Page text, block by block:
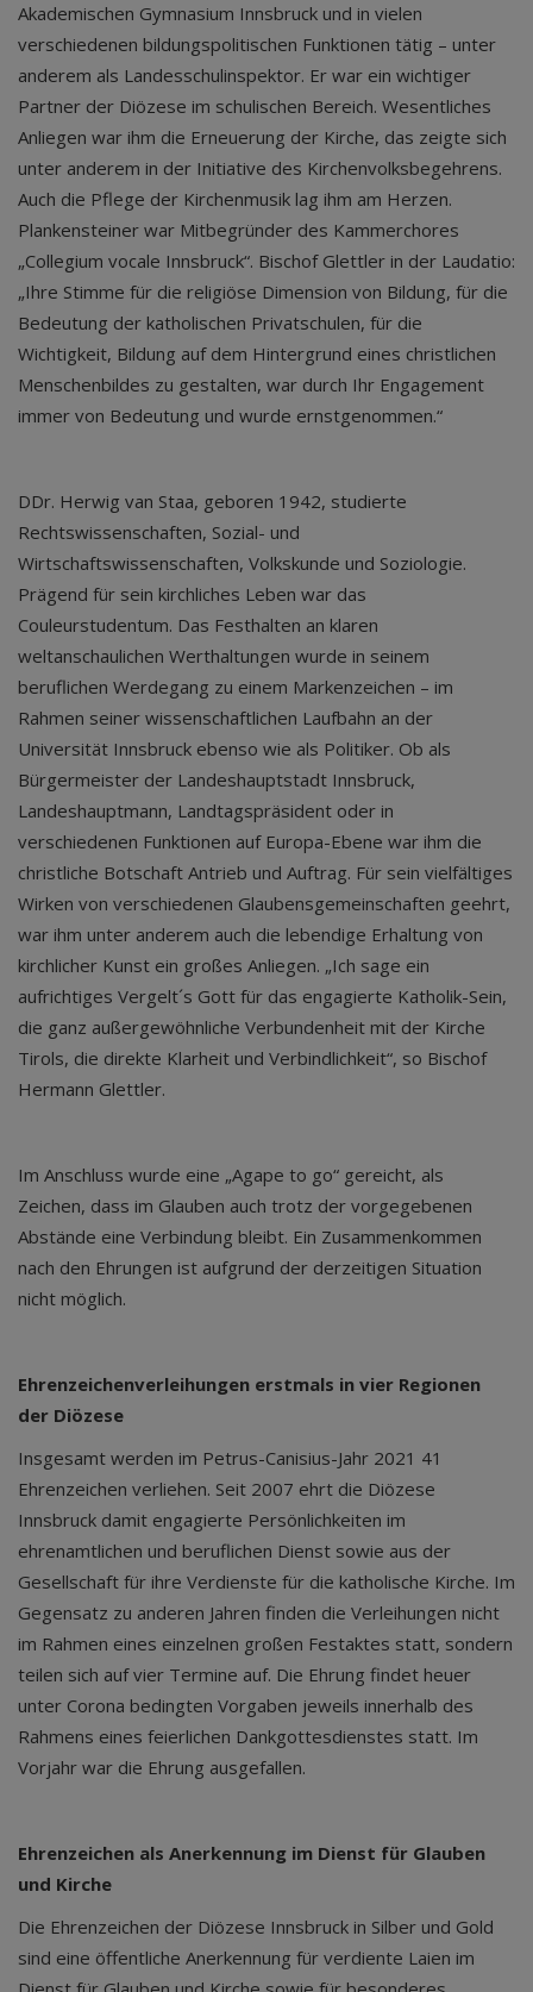
Akademischen Gymnasium Innsbruck und in vielen
verschiedenen bildungspolitischen Funktionen tätig – unter
anderem als Landesschulinspektor. Er war ein wichtiger
Partner der Diözese im schulischen Bereich. Wesentliches
Anliegen war ihm die Erneuerung der Kirche, das zeigte sich
unter anderem in der Initiative des Kirchenvolksbegehrens.
Auch die Pflege der Kirchenmusik lag ihm am Herzen.
Plankensteiner war Mitbegründer des Kammerchores
„Collegium vocale Innsbruck“. Bischof Glettler in der Laudatio:
„Ihre Stimme für die religiöse Dimension von Bildung, für die
Bedeutung der katholischen Privatschulen, für die
Wichtigkeit, Bildung auf dem Hintergrund eines christlichen
Menschenbildes zu gestalten, war durch Ihr Engagement
immer von Bedeutung und wurde ernstgenommen.“
DDr. Herwig van Staa, geboren 1942, studierte
Rechtswissenschaften, Sozial- und
Wirtschaftswissenschaften, Volkskunde und Soziologie.
Prägend für sein kirchliches Leben war das
Couleurstudentum. Das Festhalten an klaren
weltanschaulichen Werthaltungen wurde in seinem
beruflichen Werdegang zu einem Markenzeichen – im
Rahmen seiner wissenschaftlichen Laufbahn an der
Universität Innsbruck ebenso wie als Politiker. Ob als
Bürgermeister der Landeshauptstadt Innsbruck,
Landeshauptmann, Landtagspräsident oder in
verschiedenen Funktionen auf Europa-Ebene war ihm die
christliche Botschaft Antrieb und Auftrag. Für sein vielfältiges
Wirken von verschiedenen Glaubensgemeinschaften geehrt,
war ihm unter anderem auch die lebendige Erhaltung von
kirchlicher Kunst ein großes Anliegen. „Ich sage ein
aufrichtiges Vergelt´s Gott für das engagierte Katholik-Sein,
die ganz außergewöhnliche Verbundenheit mit der Kirche
Tirols, die direkte Klarheit und Verbindlichkeit“, so Bischof
Hermann Glettler.
Im Anschluss wurde eine „Agape to go“ gereicht, als
Zeichen, dass im Glauben auch trotz der vorgegebenen
Abstände eine Verbindung bleibt. Ein Zusammenkommen
nach den Ehrungen ist aufgrund der derzeitigen Situation
nicht möglich.
Ehrenzeichenverleihungen erstmals in vier Regionen
der Diözese
Insgesamt werden im Petrus-Canisius-Jahr 2021 41
Ehrenzeichen verliehen. Seit 2007 ehrt die Diözese
Innsbruck damit engagierte Persönlichkeiten im
ehrenamtlichen und beruflichen Dienst sowie aus der
Gesellschaft für ihre Verdienste für die katholische Kirche. Im
Gegensatz zu anderen Jahren finden die Verleihungen nicht
im Rahmen eines einzelnen großen Festaktes statt, sondern
teilen sich auf vier Termine auf. Die Ehrung findet heuer
unter Corona bedingten Vorgaben jeweils innerhalb des
Rahmens eines feierlichen Dankgottesdienstes statt. Im
Vorjahr war die Ehrung ausgefallen.
Ehrenzeichen als Anerkennung im Dienst für Glauben
und Kirche
Die Ehrenzeichen der Diözese Innsbruck in Silber und Gold
sind eine öffentliche Anerkennung für verdiente Laien im